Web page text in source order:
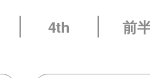
4th 前